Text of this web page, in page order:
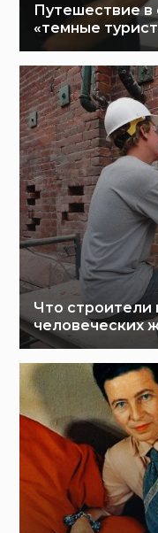
Путешествие в
«темные
Что строители
человеческих